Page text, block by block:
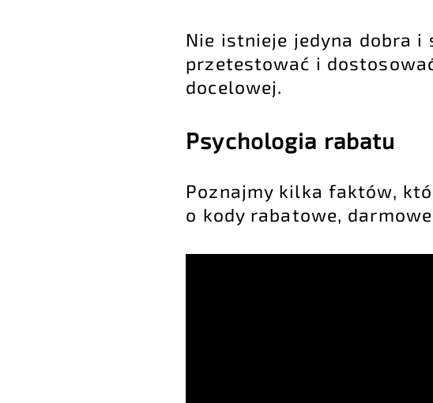
Nie istnieje jedyna dobra i
przetestować i
docelowej.
Psychologia rabatu
Poznajmy kilka faktów,
o kody rabatowe,